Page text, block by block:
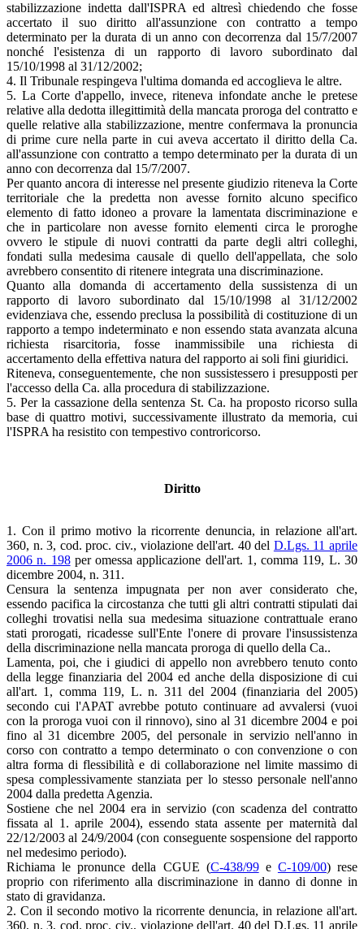
stabilizzazione indetta dall'ISPRA ed altresì chiedendo che fosse
accertato il suo diritto all'assunzione con contratto a tempo
determinato per la durata di un anno con decorrenza dal 15/7/2007
nonché l'esistenza di un rapporto di lavoro subordinato dal
15/10/1998 al 31/12/2002;
4. Il Tribunale respingeva l'ultima domanda ed accoglieva le altre.
5. La Corte d'appello, invece, riteneva infondate anche le pretese
relative alla dedotta illegittimità della mancata proroga del contratto e
quelle relative alla stabilizzazione, mentre confermava la pronuncia
di prime cure nella parte in cui aveva accertato il diritto della Ca.
all'assunzione con contratto a tempo determinato per la durata di un
anno con decorrenza dal 15/7/2007.
Per quanto ancora di interesse nel presente giudizio riteneva la Corte
territoriale che la predetta non avesse fornito alcuno specifico
elemento di fatto idoneo a provare la lamentata discriminazione e
che in particolare non avesse fornito elementi circa le proroghe
ovvero le stipule di nuovi contratti da parte degli altri colleghi,
fondati sulla medesima causale di quello dell'appellata, che solo
avrebbero consentito di ritenere integrata una discriminazione.
Quanto alla domanda di accertamento della sussistenza di un
rapporto di lavoro subordinato dal 15/10/1998 al 31/12/2002
evidenziava che, essendo preclusa la possibilità di costituzione di un
rapporto a tempo indeterminato e non essendo stata avanzata alcuna
richiesta risarcitoria, fosse inammissibile una richiesta di
accertamento della effettiva natura del rapporto ai soli fini giuridici.
Riteneva, conseguentemente, che non sussistessero i presupposti per
l'accesso della Ca. alla procedura di stabilizzazione.
5. Per la cassazione della sentenza St. Ca. ha proposto ricorso sulla
base di quattro motivi, successivamente illustrato da memoria, cui
l'ISPRA ha resistito con tempestivo controricorso.
Diritto
1. Con il primo motivo la ricorrente denuncia, in relazione all'art.
360, n. 3, cod. proc. civ., violazione dell'art. 40 del D.Lgs. 11 aprile
2006 n. 198per omessa applicazione dell'art. 1, comma 119, L. 30
dicembre 2004, n. 311.
Censura la sentenza impugnata per non aver considerato che,
essendo pacifica la circostanza che tutti gli altri contratti stipulati dai
colleghi trovatisi nella sua medesima situazione contrattuale erano
stati prorogati, ricadesse sull'Ente l'onere di provare l'insussistenza
della discriminazione nella mancata proroga di quello della Ca..
Lamenta, poi, che i giudici di appello non avrebbero tenuto conto
della legge finanziaria del 2004 ed anche della disposizione di cui
all'art. 1, comma 119, L. n. 311 del 2004 (finanziaria del 2005)
secondo cui l'APAT avrebbe potuto continuare ad avvalersi (vuoi
con la proroga vuoi con il rinnovo), sino al 31 dicembre 2004 e poi
fino al 31 dicembre 2005, del personale in servizio nell'anno in
corso con contratto a tempo determinato o con convenzione o con
altra forma di flessibilità e di collaborazione nel limite massimo di
spesa complessivamente stanziata per lo stesso personale nell'anno
2004 dalla predetta Agenzia.
Sostiene che nel 2004 era in servizio (con scadenza del contratto
fissata al 1. aprile 2004), essendo stata assente per maternità dal
22/12/2003 al 24/9/2004 (con conseguente sospensione del rapporto
nel medesimo periodo).
Richiama le pronunce della CGUE (C-438/99e C-109/00) rese
proprio con riferimento alla discriminazione in danno di donne in
stato di gravidanza.
2. Con il secondo motivo la ricorrente denuncia, in relazione all'art.
360, n. 3, cod. proc. civ., violazione dell'art. 40 del D.Lgs. 11 aprile